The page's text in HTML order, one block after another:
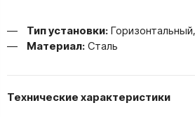
Тип установки:
Материал:Сталь
Технические характеристики